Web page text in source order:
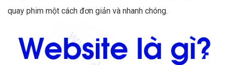
quay phim một cách đơn giản và nhanh chóng.